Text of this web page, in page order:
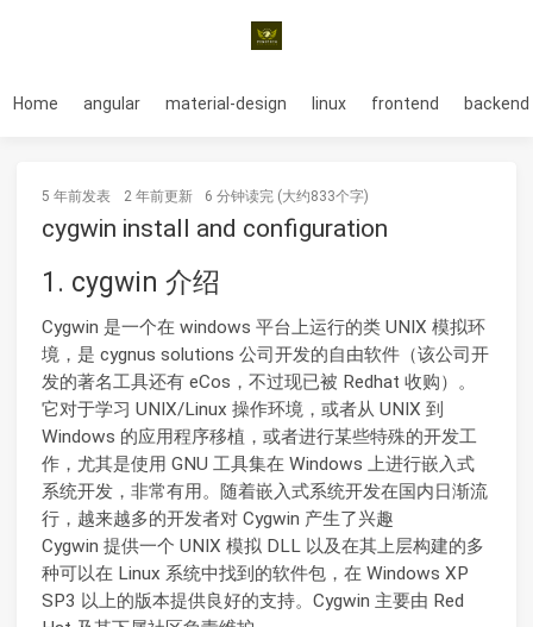
Home angular material-design linux frontend backend
5 年前发表 2 年前更新 6 分钟读完 (大约833个字)
cygwin install and configuration
1. cygwin 介绍
Cygwin 是一个在 windows 平台上运行的类 UNIX 模拟环
境，是 cygnus solutions 公司开发的自由软件（该公司开
发的著名工具还有 eCos，不过现已被 Redhat 收购）。
它对于学习 UNIX/Linux 操作环境，或者从 UNIX 到
Windows 的应用程序移植，或者进行某些特殊的开发工
作，尤其是使用 GNU 工具集在 Windows 上进行嵌入式
系统开发，非常有用。随着嵌入式系统开发在国内日渐流
行，越来越多的开发者对 Cygwin 产生了兴趣
Cygwin 提供一个 UNIX 模拟 DLL 以及在其上层构建的多
种可以在 Linux 系统中找到的软件包，在 Windows XP
SP3 以上的版本提供良好的支持。Cygwin 主要由 Red